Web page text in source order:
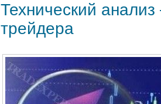
Технический
трейдера